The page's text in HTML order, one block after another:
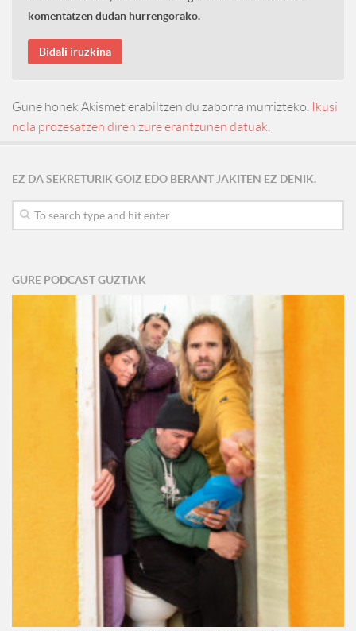
komentatzen dudan hurrengorako.
Gune honek Akismet erabiltzen du zaborra murrizteko.
Ikusi
nola prozesatzen diren zure erantzunen datuak.
EZ DA SEKRETURIK GOIZ EDO BERANT JAKITEN EZ DENIK.
GURE PODCAST GUZTIAK